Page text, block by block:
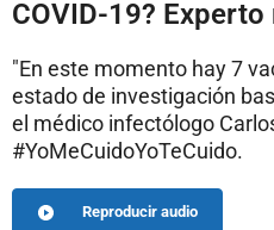
COVID-19?
"En este momento hay 7
estado de investigación
el médico infectólogo
#YoMeCuidoYoTeCuido.
Reproducir audio